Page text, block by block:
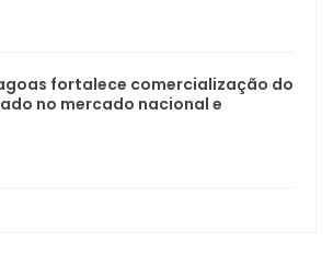
fortalece comercialização do
no mercado nacional e